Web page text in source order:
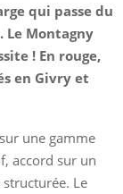
qui passe du
Le Montagny
! En rouge,
en Givry et
une gamme
accord sur un
Le